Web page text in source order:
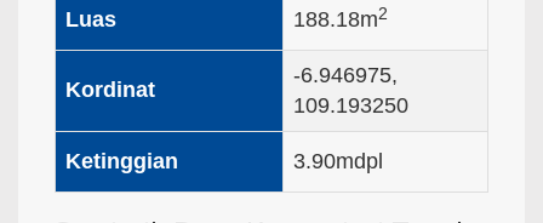
Luas 188.18m2
Kordinat
-6.946975,
109.193250
Ketinggian 3.90mdpl